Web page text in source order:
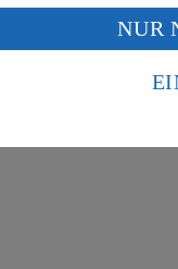
du auf „Aktivieren“
dass deine Daten in
nach europäischen
eines Zugriffs durch
NUR